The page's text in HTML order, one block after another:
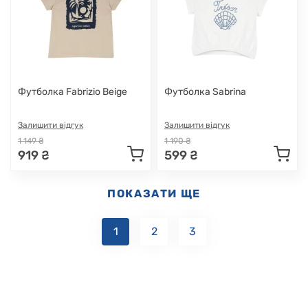
Футболка Fabrizio Beige
Залишити відгук
1 149 ₴
919 ₴
Футболка Sabrina
Залишити відгук
1 190 ₴
599 ₴
ПОКАЗАТИ ЩЕ
1 2 3